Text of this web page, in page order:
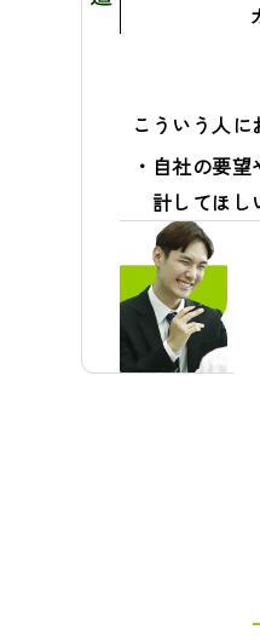
こういう人に
自社の要
計してほし